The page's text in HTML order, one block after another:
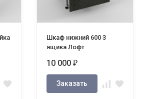
Шкаф нижний 600 3
ящика Лофт
10 000 ₽
Заказать